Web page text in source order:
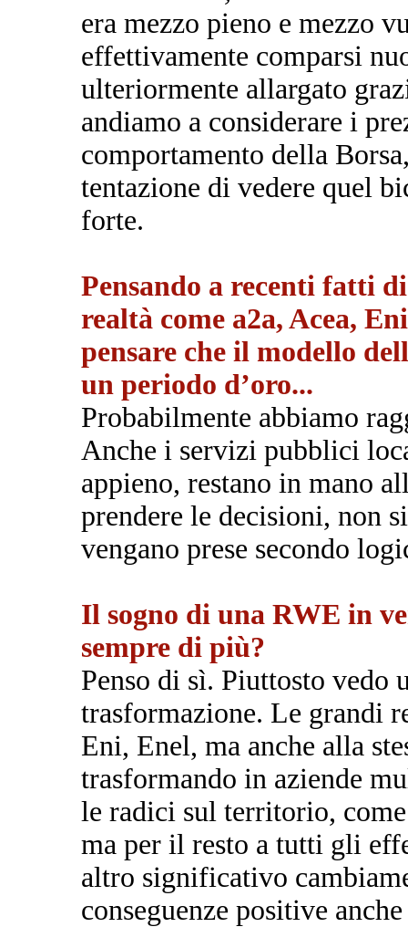
era mezzo pieno e mezzo
effettivamente comparsi
ulteriormente allargato
andiamo a considerare i
comportamento della
tentazione di vedere quel
forte.
Pensando a recenti fatti
realtà come a2a, Acea,
pensare che il modello
un periodo d’oro...
Probabilmente abbiamo
Anche i servizi pubblici
appieno, restano in mano
prendere le decisioni, non
vengano prese secondo
Il sogno di una RWE in
sempre di più?
Penso di sì. Piuttosto vedo
trasformazione. Le grandi
Eni, Enel, ma anche alla
trasformando in aziende
le radici sul territorio,
ma per il resto a tutti gli
altro significativo
conseguenze positive